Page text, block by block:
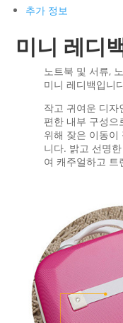
추가 정보
미니 레디
노트북 및 서류,
미니 레디백입니
작고 귀여운 디
편한 내부 구성으
위해 잦은 이동이
니다. 밝고 선명
여 캐주얼하고